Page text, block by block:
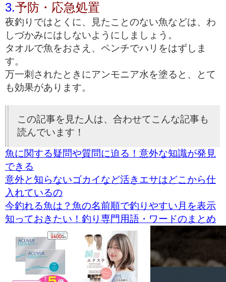
3.予防・応急処置
夜釣りではとくに、見たことのない魚などは、わ
しづかみにはしないようにしましょう。
タオルで魚をおさえ、ペンチでハリをはずしま
す。
万一刺されたときにアンモニア水を塗ると、とて
も効果があります。
この記事を見た人は、合わせてこんな記事も
読んでいます！
魚に関する疑問や質問に迫る！意外な知識が発見
できる
意外と知らないゴカイなど活きエサはどこから仕
入れているの
今釣れる魚は？魚の名前順で釣りやすい月を表示
知っておきたい！釣り専門用語・ワードのまとめ